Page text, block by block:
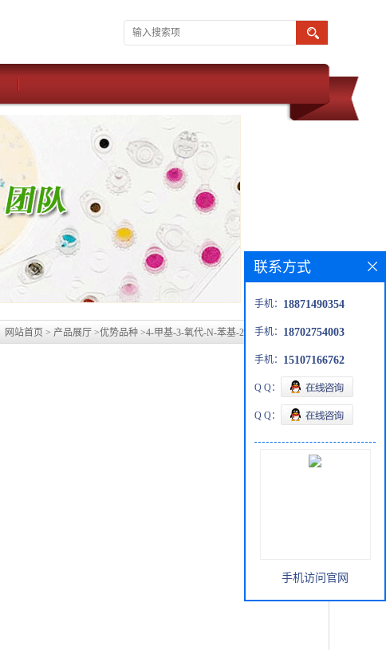
网站首页 > 产品展厅 >优势品种 >4-甲基-3-氧代-N-苯基-2-(苯甲烯基)戊酰胺
联系方式
手机： 18871490354
手机： 18702754003
手机： 15107166762
Q Q：
Q Q：
手机访问官网